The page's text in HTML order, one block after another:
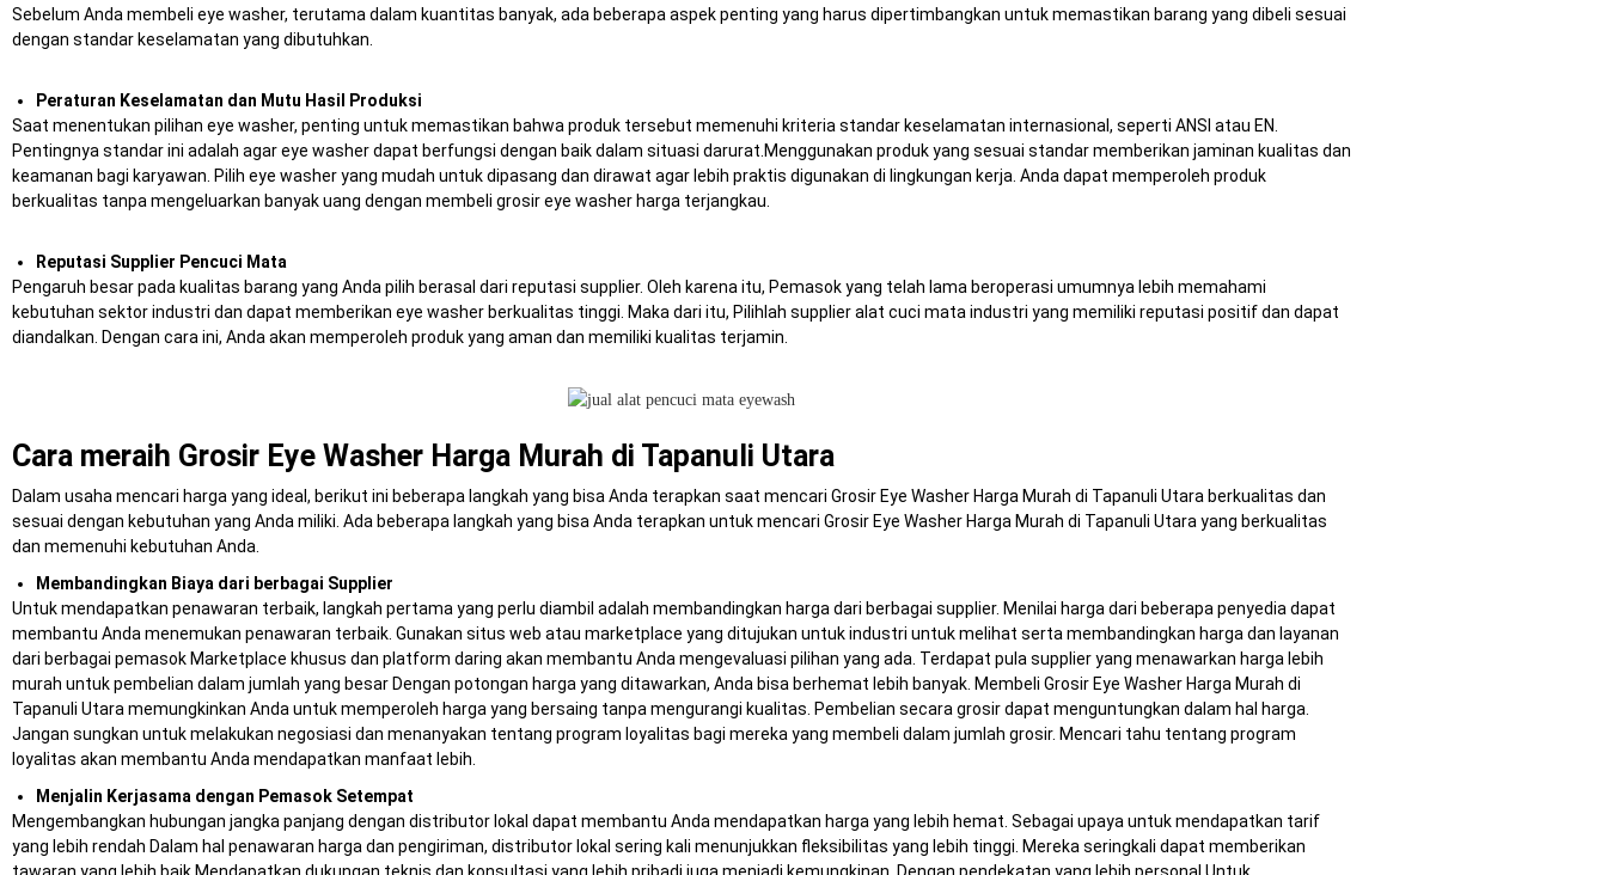
Sebelum Anda membeli eye washer, terutama dalam kuantitas banyak, ada beberapa aspek penting yang harus dipertimbangkan untuk memastikan barang yang dibeli sesuai
dengan standar keselamatan yang dibutuhkan.
Peraturan Keselamatan dan Mutu Hasil Produksi
Saat menentukan pilihan eye washer, penting untuk memastikan bahwa produk tersebut memenuhi kriteria standar keselamatan internasional, seperti ANSI atau EN.
Pentingnya standar ini adalah agar eye washer dapat berfungsi dengan baik dalam situasi darurat.Menggunakan produk yang sesuai standar memberikan jaminan kualitas dan
keamanan bagi karyawan. Pilih eye washer yang mudah untuk dipasang dan dirawat agar lebih praktis digunakan di lingkungan kerja. Anda dapat memperoleh produk
berkualitas tanpa mengeluarkan banyak uang dengan membeli grosir eye washer harga terjangkau.
Reputasi Supplier Pencuci Mata
Pengaruh besar pada kualitas barang yang Anda pilih berasal dari reputasi supplier. Oleh karena itu, Pemasok yang telah lama beroperasi umumnya lebih memahami
kebutuhan sektor industri dan dapat memberikan eye washer berkualitas tinggi. Maka dari itu, Pilihlah supplier alat cuci mata industri yang memiliki reputasi positif dan dapat
diandalkan. Dengan cara ini, Anda akan memperoleh produk yang aman dan memiliki kualitas terjamin.
Cara meraih Grosir Eye Washer Harga Murah di Tapanuli Utara
Dalam usaha mencari harga yang ideal, berikut ini beberapa langkah yang bisa Anda terapkan saat mencari Grosir Eye Washer Harga Murah di Tapanuli Utara berkualitas dan
sesuai dengan kebutuhan yang Anda miliki. Ada beberapa langkah yang bisa Anda terapkan untuk mencari Grosir Eye Washer Harga Murah di Tapanuli Utara yang berkualitas
dan memenuhi kebutuhan Anda.
Membandingkan Biaya dari berbagai Supplier
Untuk mendapatkan penawaran terbaik, langkah pertama yang perlu diambil adalah membandingkan harga dari berbagai supplier. Menilai harga dari beberapa penyedia dapat
membantu Anda menemukan penawaran terbaik. Gunakan situs web atau marketplace yang ditujukan untuk industri untuk melihat serta membandingkan harga dan layanan
dari berbagai pemasok Marketplace khusus dan platform daring akan membantu Anda mengevaluasi pilihan yang ada. Terdapat pula supplier yang menawarkan harga lebih
murah untuk pembelian dalam jumlah yang besar Dengan potongan harga yang ditawarkan, Anda bisa berhemat lebih banyak. Membeli Grosir Eye Washer Harga Murah di
Tapanuli Utara memungkinkan Anda untuk memperoleh harga yang bersaing tanpa mengurangi kualitas. Pembelian secara grosir dapat menguntungkan dalam hal harga.
Jangan sungkan untuk melakukan negosiasi dan menanyakan tentang program loyalitas bagi mereka yang membeli dalam jumlah grosir. Mencari tahu tentang program
loyalitas akan membantu Anda mendapatkan manfaat lebih.
Menjalin Kerjasama dengan Pemasok Setempat
Mengembangkan hubungan jangka panjang dengan distributor lokal dapat membantu Anda mendapatkan harga yang lebih hemat. Sebagai upaya untuk mendapatkan tarif
yang lebih rendah Dalam hal penawaran harga dan pengiriman, distributor lokal sering kali menunjukkan fleksibilitas yang lebih tinggi. Mereka seringkali dapat memberikan